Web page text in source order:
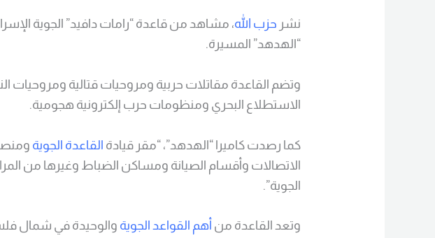
نشر حزب الله، مشاهد من قاعدة “رامات دافيد” الجوية
“الهدهد” المسيرة.
وتضم القاعدة مقاتلات حربية ومروحيات قتالية ومروحيات
الاستطلاع البحري ومنظومات حرب إلكترونية هجومية.
كما رصدت كاميرا “الهدهد”، “مقر قيادة القاعدة الجوية
الاتصالات وأقسام الصيانة ومساكن الضباط وغيرها من
الجوية”.
وتعد القاعدة من أهم القواعد الجوية والوحيدة في شمال